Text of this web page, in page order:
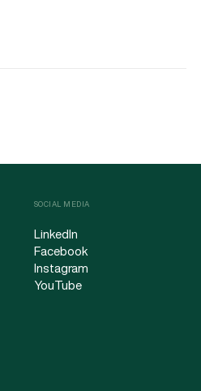
SOCIAL MEDIA
LinkedIn
Facebook
Instagram
YouTube